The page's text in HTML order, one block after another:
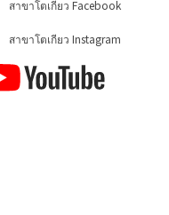
สาขาโตเกียว Facebook
สาขาโตเกียว Instagram